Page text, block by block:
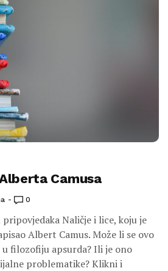
Camusa
0
Naličje i lice, koju je
Albert Camus. Može li se ovo
filozofiju apsurda? Ili je ono
problematike? Klikni i